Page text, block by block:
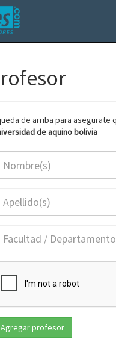
de arriba para
de aquino bolivia